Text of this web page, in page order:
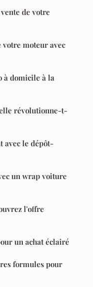
de votre
moteur avec
à domicile à la
révolutionne-t-
avec le dépôt-
un wrap voiture
l'offre
un achat éclairé
formules pour